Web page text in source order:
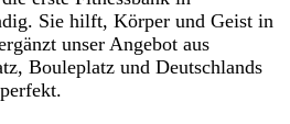
Sie hilft, Körper und Geist in
unser Angebot aus
Bouleplatz und Deutschlands